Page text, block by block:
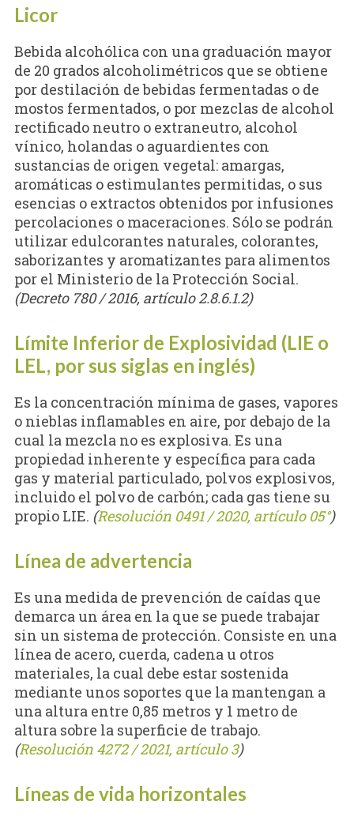
Licor
Bebida alcohólica con una graduación mayor
de 20 grados alcoholimétricos que se obtiene
por destilación de bebidas fermentadas o de
mostos fermentados, o por mezclas de alcohol
rectificado neutro o extraneutro, alcohol
vínico, holandas o aguardientes con
sustancias de origen vegetal: amargas,
aromáticas o estimulantes permitidas, o sus
esencias o extractos obtenidos por infusiones
percolaciones o maceraciones. Sólo se podrán
utilizar edulcorantes naturales, colorantes,
saborizantes y aromatizantes para alimentos
por el Ministerio de la Protección Social.
(Decreto 780 / 2016, artículo 2.8.6.1.2)
Límite Inferior de Explosividad (LIE o
LEL, por sus siglas en inglés)
Es la concentración mínima de gases, vapores
o nieblas inflamables en aire, por debajo de la
cual la mezcla no es explosiva. Es una
propiedad inherente y específica para cada
gas y material particulado, polvos explosivos,
incluido el polvo de carbón; cada gas tiene su
propio LIE. (Resolución 0491 / 2020, artículo 05°)
Línea de advertencia
Es una medida de prevención de caídas que
demarca un área en la que se puede trabajar
sin un sistema de protección. Consiste en una
línea de acero, cuerda, cadena u otros
materiales, la cual debe estar sostenida
mediante unos soportes que la mantengan a
una altura entre 0,85 metros y 1 metro de
altura sobre la superficie de trabajo.
(Resolución 4272 / 2021, artículo 3)
Líneas de vida horizontales